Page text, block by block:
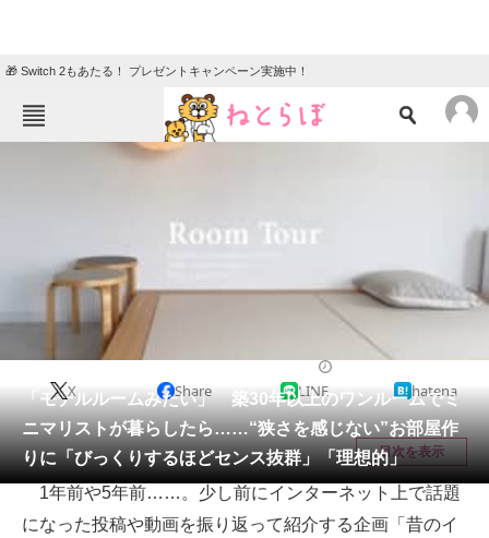
🎁 Switch 2もあたる！ プレゼントキャンペーン実施中！
ねとらぼメニュー
クイズ
会員記事
メディア
注目記事を集めた総合ページ
ITの今と未来を見通す
「モデルルームみたい」 築30年以上のワンルームでミ
ニマリストが暮らしたら……“狭さを感じない”お部屋作
りに「びっくりするほどセンス抜群」「理想的」
X Share LINE hatena
目次を表示
1年前や5年前……。少し前にインターネット上で話題
になった投稿や動画を振り返って紹介する企画「昔のイ